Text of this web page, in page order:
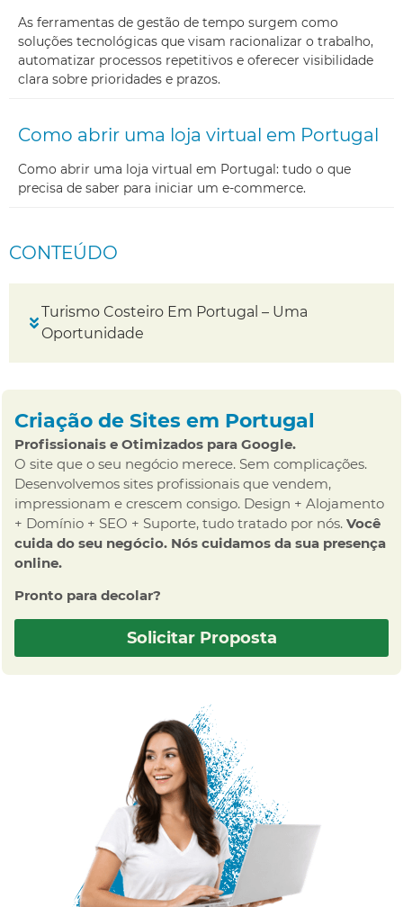
As ferramentas de gestão de tempo surgem como
soluções tecnológicas que visam racionalizar o trabalho,
automatizar processos repetitivos e oferecer visibilidade
clara sobre prioridades e prazos.
Como abrir uma loja virtual em Portugal
Como abrir uma loja virtual em Portugal: tudo o que
precisa de saber para iniciar um e-commerce.
CONTEÚDO
Turismo Costeiro Em Portugal – Uma
Oportunidade
Criação de Sites em Portugal
Profissionais e Otimizados para Google.
O site que o seu negócio merece. Sem complicações.
Desenvolvemos sites profissionais que vendem,
impressionam e crescem consigo. Design + Alojamento
+ Domínio + SEO + Suporte, tudo tratado por nós. Você
cuida do seu negócio. Nós cuidamos da sua presença
online.
Pronto para decolar?
Solicitar Proposta